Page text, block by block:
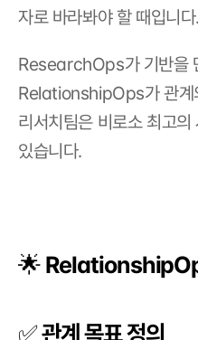
자로 바라봐야 할 때입니다.
ResearchOps가 기반을
RelationshipOps가 관계
리서치팀은 비로소 최고
있습니다.
🌟
✅ 관계 목표 정의